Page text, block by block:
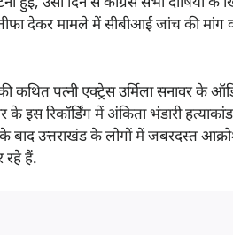
देकर मामले में सीबीआई जांच की
कथित पत्नी एक्ट्रेस उर्मिला सनावर के
के इस रिकॉर्डिंग में अंकिता भंडारी
बाद उत्तराखंड के लोगों में जबरदस्त
रहे हैं.